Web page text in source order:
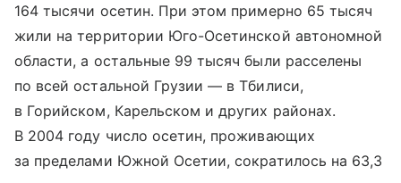
164 тысячи осетин. При этом примерно 65 тысяч
жили на территории Юго-Осетинской автономной
области, а остальные 99 тысяч были расселены
по всей остальной Грузии — в Тбилиси,
в Горийском, Карельском и других районах.
В 2004 году число осетин, проживающих
за пределами Южной Осетии, сократилось на 63,3